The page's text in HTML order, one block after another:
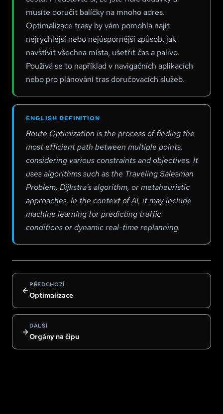
musíte doručit balíčky na mnoho adres.
Optimalizace trasy by vám pomohla najít
nejrychlejší nebo nejúspornější způsob, jak
navštívit všechna místa, ušetřit čas a palivo.
Používá se to například v navigačních aplikacích
nebo pro plánování tras doručovacích služeb.
ENGLISH DEFINITION
Route Optimization is the process of finding the
most efficient path between multiple points,
considering various constraints and objectives. It
uses algorithms such as the Traveling Salesman
Problem, Dijkstra's algorithm, or metaheuristic
approaches. In the context of AI, it may include
machine learning for predicting traffic
conditions or dynamic real-time replanning.
PŘEDCHOZÍ
Optimalizace
DALŠÍ
Orgány na čipu